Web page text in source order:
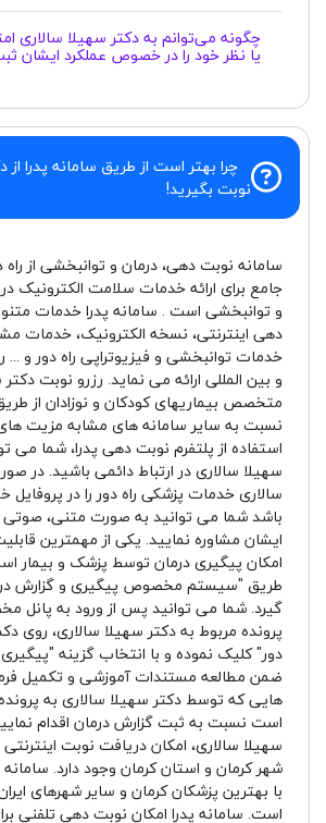
چگونه می‌توانم به دکتر سهیلا سالاری
یا نظر خود را در خصوص عملکرد ایشان
چرا بهتر است از طریق سامانه پدرا از
نوبت بگیرید!
سامانه نوبت دهی، درمان و توانبخشی از راه
جامع برای ارائه خدمات سلامت الکترونیک
و توانبخشی است . سامانه پدرا خدمات
دهی اینترنتی، نسخه الکترونیک، خدمات
خدمات توانبخشی و فیزیوتراپی راه دور و
و بین المللی ارائه می نماید. رزرو نوبت
متخصص بیماریهای کودکان و نوزادان از
نسبت به سایر سامانه های مشابه مزیت
استفاده از پلتفرم نوبت دهی پدرا، شما می
سهیلا سالاری در ارتباط دائمی باشید. در
سالاری خدمات پزشکی راه دور را در پروفایل
باشد شما می توانید به صورت متنی، صوتی
ایشان مشاوره نمایید. یکی از مهمترین
امکان پیگیری درمان توسط پزشک و بیمار
طریق "سیستم مخصوص پیگیری و گزارش
گیرد. شما می توانید پس از ورود به پانل
پرونده مربوط به دکتر سهیلا سالاری، روی
دور" کلیک نموده و با انتخاب گزینه
ضمن مطالعه مستندات آموزشی و تکمیل
هایی که توسط دکتر سهیلا سالاری به
است نسبت به ثبت گزارش درمان اقدام
سهیلا سالاری، امکان دریافت نوبت
شهر کرمان و استان کرمان وجود دارد. سامانه
با بهترین پزشکان کرمان و سایر شهرهای
است. سامانه پدرا امکان نوبت دهی تلفنی